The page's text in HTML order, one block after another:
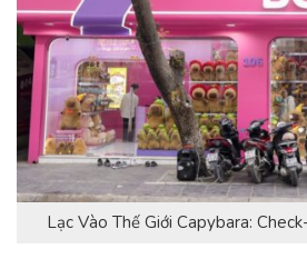
Lạc Vào Thế Giới Capybara: